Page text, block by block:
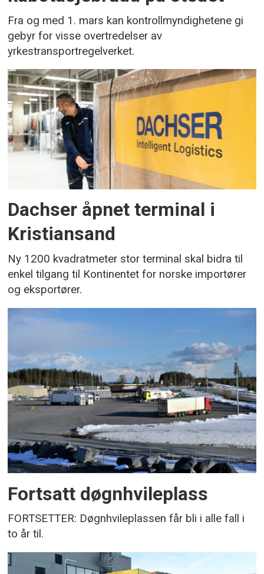
Fra og med 1. mars kan kontrollmyndighetene gi
gebyr for visse overtredelser av
yrkestransportregelverket.
Dachser åpnet terminal i
Kristiansand
Ny 1200 kvadratmeter stor terminal skal bidra til
enkel tilgang til Kontinentet for norske importører
og eksportører.
Fortsatt døgnhvileplass
FORTSETTER: Døgnhvileplassen får bli i alle fall i
to år til.